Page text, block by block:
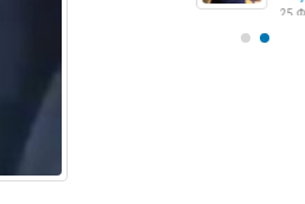
25 Φεβρουαρίου 2026